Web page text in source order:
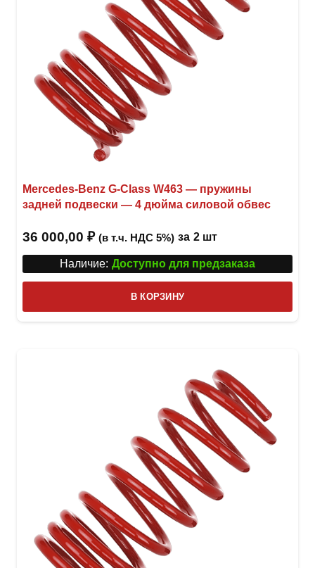
Mercedes-Benz G-Class W463 — пружины
задней подвески — 4 дюйма силовой обвес
36 000,00 ₽ (в т.ч. НДС 5%) за 2 шт
Наличие: Доступно для предзаказа
В КОРЗИНУ